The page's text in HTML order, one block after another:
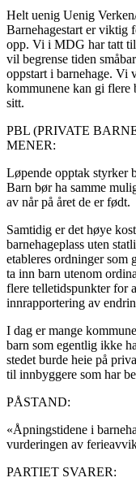
Helt uenig Uenig
Barnehagestart er viktig
opp. Vi i MDG har tatt
vil begrense tiden
oppstart i barnehage. Vi
kommunene kan gi flere
sitt.
PBL (PRIVATE
MENER:
Løpende opptak styrker
Barn bør ha samme
av når på året de er født.
Samtidig er det høye
barnehageplass uten
etableres ordninger som
ta inn barn utenom
flere telletidspunkter for
innrapportering av
I dag er mange
barn som egentlig ikke
stedet burde heie på
til innbyggere som har
PÅSTAND:
«Åpningstidene i
vurderingen av
PARTIET SVARER: